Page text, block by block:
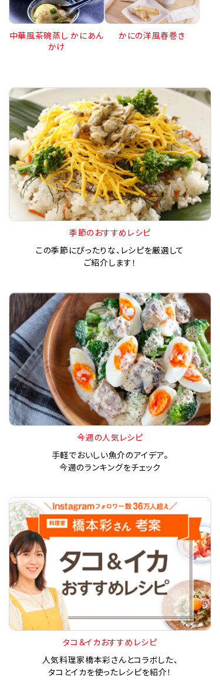
中華風茶碗蒸し かにあん
かけ
かにの洋風春巻き
季節のおすすめレシピ
この季節にぴったりな、レシピを厳選して
ご紹介します！
今週の人気レシピ
手軽でおいしい魚介のアイデア。
今週のランキングをチェック
タコ＆イカおすすめレシピ
人気料理家橋本彩さんとコラボした、
タコとイカを使ったレシピを紹介！